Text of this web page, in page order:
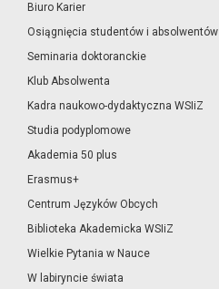
Biuro Karier
Osiągnięcia studentów i absolwentów
Seminaria doktoranckie
Klub Absolwenta
Kadra naukowo-dydaktyczna WSIiZ
Studia podyplomowe
Akademia 50 plus
Erasmus+
Centrum Języków Obcych
Biblioteka Akademicka WSIiZ
Wielkie Pytania w Nauce
W labiryncie świata